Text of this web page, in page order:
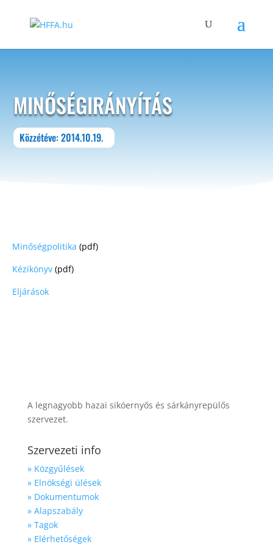
MINŐSÉGIRÁNYÍTÁS
Közzétéve: 2014.10.19.
Minőségpolitika (pdf)
Kézikönyv (pdf)
Eljárások
A legnagyobb hazai sikóernyős és sárkányrepülős
szervezet.
Szervezeti info
» Közgyűlések
» Elnökségi ülések
» Dokumentumok
» Alapszabály
» Tagok
» Elérhetőségek